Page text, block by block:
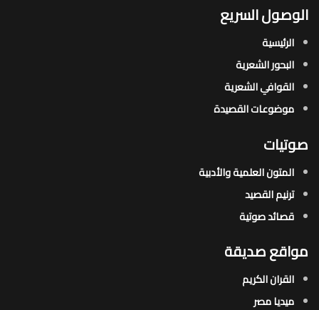
الوصول السريع
الرئيسية
البحور الشعرية​
القوافي الشعرية​
موضوعات القصيدة​
صوتيات
المتون العلمية والأدبية
ترنيم القصيد
قصائد صوتية
مواقع صديقة
القران الكريم
ميديا مصر